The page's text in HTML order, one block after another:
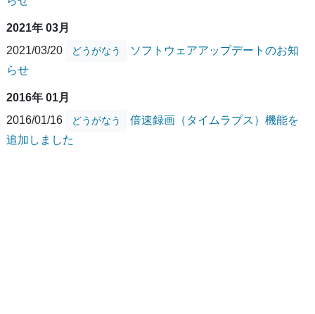
2021年 03月
2021/03/20
どうがなう
ソフトウェアアップデートのお知
らせ
2016年 01月
2016/01/16
どうがなう
倍速録画（タイムラプス）機能を
追加しました